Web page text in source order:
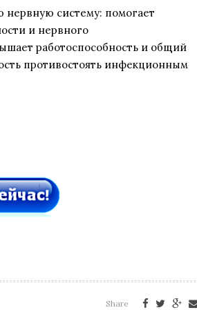
систему: помогает
и нервного
работоспособность и общий
противостоять инфекционным
Share